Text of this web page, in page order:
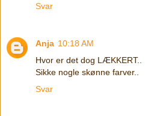
Svar
Anja 10:18 AM
Hvor er det dog LÆKKERT..
Sikke nogle skønne farver..
Svar